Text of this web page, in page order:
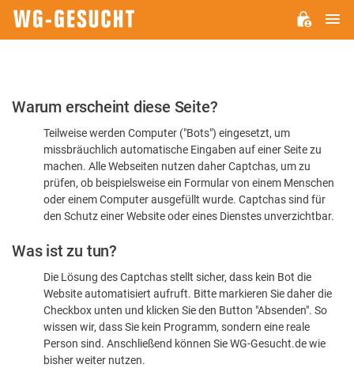
Bitte
dass
sind
Warum erscheint diese Seite?
Teilweise werden Computer ("Bots") eingesetzt, um
missbräuchlich automatische Eingaben auf einer Seite zu
machen. Alle Webseiten nutzen daher Captchas, um zu
prüfen, ob beispielsweise ein Formular von einem Menschen
oder einem Computer ausgefüllt wurde. Captchas sind für
den Schutz einer Website oder eines Dienstes unverzichtbar.
Was ist zu tun?
Die Lösung des Captchas stellt sicher, dass kein Bot die
Website automatisiert aufruft. Bitte markieren Sie daher die
Checkbox unten und klicken Sie den Button "Absenden". So
wissen wir, dass Sie kein Programm, sondern eine reale
Person sind. Anschließend können Sie WG-Gesucht.de wie
bisher weiter nutzen.